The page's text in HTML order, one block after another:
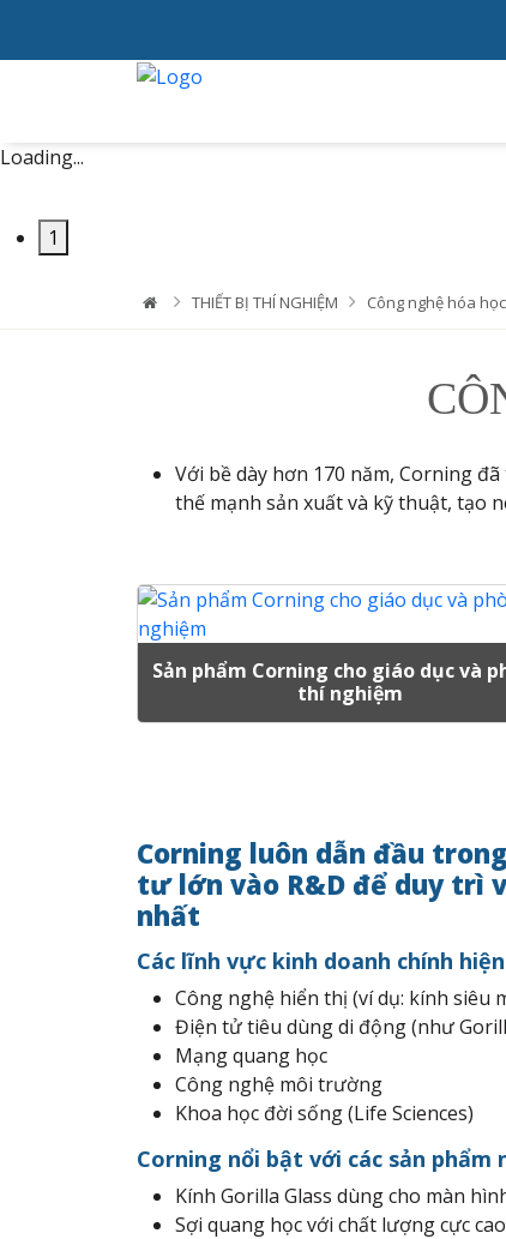
Loading...
1
THIẾT BỊ THÍ NGHIỆM Công nghệ hóa
Với bề dày hơn 170 năm, Corning
thế mạnh sản xuất và kỹ thuật, tạo
Sản phẩm Corning cho giáo dục và
thí nghiệm
Corning luôn dẫn đầu
tư lớn vào R&D để duy trì
nhất
Các lĩnh vực kinh doanh chính
Công nghệ hiển thị (ví dụ: kính siêu
Điện tử tiêu dùng di động (như
Mạng quang học
Công nghệ môi trường
Khoa học đời sống (Life Sciences)
Corning nổi bật với các sản phẩm
Kính Gorilla Glass dùng cho màn
Sợi quang học với chất lượng cực